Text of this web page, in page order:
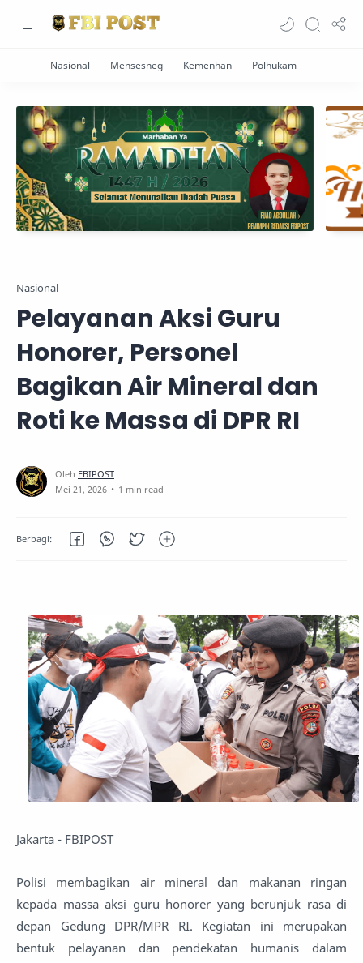
Nasional
Pelayanan Aksi Guru
Honorer, Personel
Bagikan Air Mineral dan
Roti ke Massa di DPR RI
1 min read
Jakarta - FBIPOST
Polisi membagikan air mineral dan makanan ringan
kepada massa aksi guru honorer yang berunjuk rasa di
depan Gedung DPR/MPR RI. Kegiatan ini merupakan
bentuk pelayanan dan pendekatan humanis dalam